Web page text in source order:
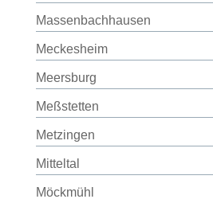
Massenbachhausen
Meckesheim
Meersburg
Meßstetten
Metzingen
Mitteltal
Möckmühl